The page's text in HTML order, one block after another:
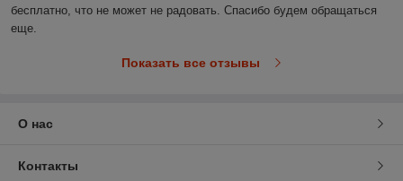
бесплатно, что не может не радовать. Спасибо будем обращаться
еще.
Показать все отзывы
О нас
Контакты